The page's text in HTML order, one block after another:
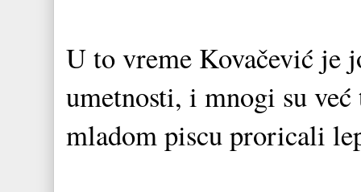
U to vreme Kovačević je
umetnosti, i mnogi su
mladom piscu proricali